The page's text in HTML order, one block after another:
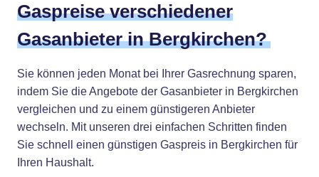
Gaspreise verschiedener
Gasanbieter in Bergkirchen?
Sie können jeden Monat bei Ihrer Gasrechnung sparen,
indem Sie die Angebote der Gasanbieter in Bergkirchen
vergleichen und zu einem günstigeren Anbieter
wechseln. Mit unseren drei einfachen Schritten finden
Sie schnell einen günstigen Gaspreis in Bergkirchen für
Ihren Haushalt.